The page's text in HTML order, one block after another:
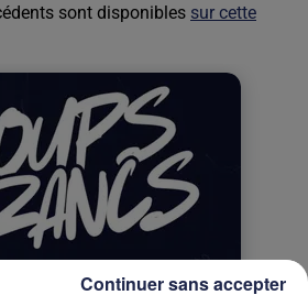
sont disponibles sur cette
Continuer sans accepter